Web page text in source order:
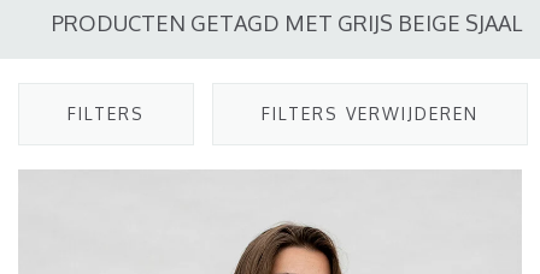
PRODUCTEN GETAGD MET GRIJS BEIGE SJAAL
FILTERS FILTERS VERWIJDEREN